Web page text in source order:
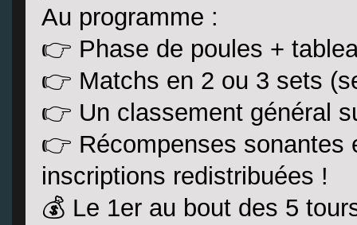
Au programme :
👉 Phase de poules +
👉 Matchs en 2 ou 3 sets
👉 Un classement général
👉 Récompenses sonantes
inscriptions redistribuées !
💰 Le 1er au bout des 5